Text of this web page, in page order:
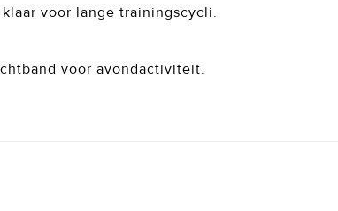
voor lange trainingscycli.
voor avondactiviteit.